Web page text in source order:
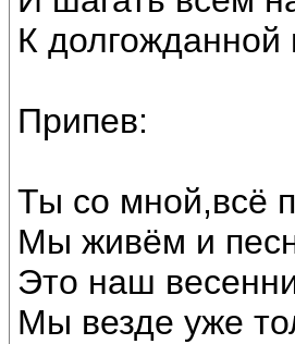
К долгожданной
Припев:
Ты со мной,всё
Мы живём и
Это наш
Мы везде уже